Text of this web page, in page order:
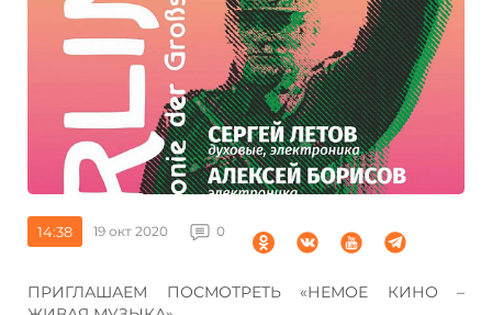
14:38 19 окт 2020 0
ПРИГЛАШАЕМ ПОСМОТРЕТЬ «НЕМОЕ КИНО –